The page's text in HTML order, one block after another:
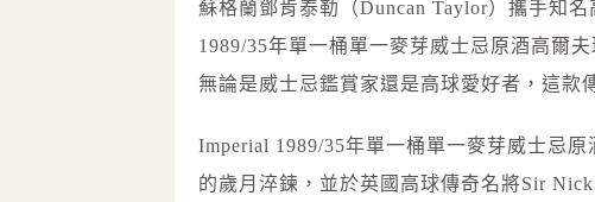
蘇格蘭鄧肯泰勒（Duncan Taylor）攜手知
1989/35年單一桶單一麥芽威士忌原酒高爾
無論是威士忌鑑賞家還是高球愛好者，這款
Imperial 1989/35年單一桶單一麥芽威士忌
的歲月淬鍊，並於英國高球傳奇名將Sir